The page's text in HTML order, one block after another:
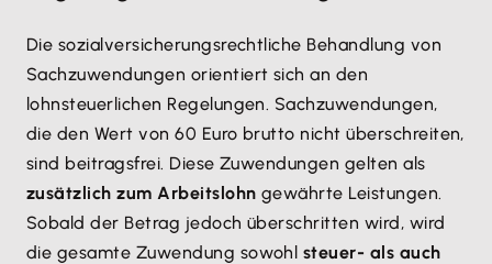
Die sozialversicherungsrechtliche Behandlung von
Sachzuwendungen orientiert sich an den
lohnsteuerlichen Regelungen. Sachzuwendungen,
die den Wert von 60 Euro brutto nicht überschreiten,
sind beitragsfrei. Diese Zuwendungen gelten als
zusätzlich zum Arbeitslohn gewährte Leistungen.
Sobald der Betrag jedoch überschritten wird, wird
die gesamte Zuwendung sowohl steuer- als auch